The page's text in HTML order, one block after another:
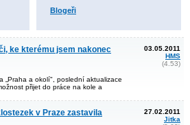
Blogeři
ke kterému jsem nakonec
„Praha a okolí", poslední aktualizace
přijet do práce na kole a
03.05.2011
HMS
(4.53)
v Praze zastavila
27.02.2011
Jitka